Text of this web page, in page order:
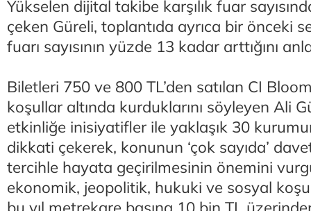
Yükselen dijital takibe karşılık fuar
çeken Güreli, toplantıda ayrıca bir önceki
fuarı sayısının yüzde 13 kadar arttığını
Biletleri 750 ve 800 TL’den satılan CI
koşullar altında kurduklarını söyleyen Ali
etkinliğe inisiyatifler ile yaklaşık 30
dikkati çekerek, konunun ‘çok sayıda’
tercihle hayata geçirilmesinin önemini
ekonomik, jeopolitik, hukuki ve sosyal